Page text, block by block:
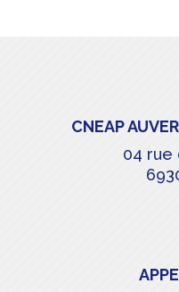
CNEAP
04 rue